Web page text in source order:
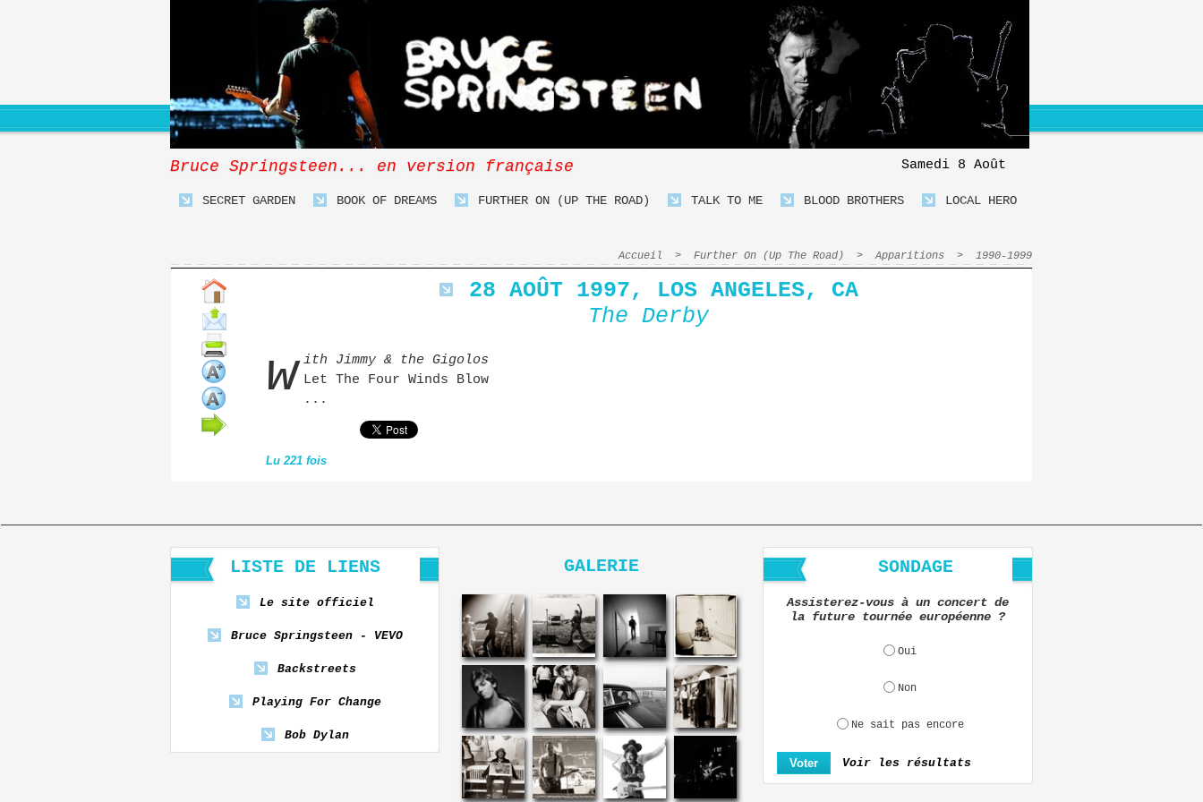
Bruce Springsteen... en version française Samedi 8 Août
SECRET GARDEN BOOK OF DREAMS FURTHER ON (UP THE ROAD) TALK TO ME BLOOD BROTHERS LOCAL HERO
Accueil > Further On (Up The Road) > Apparitions > 1990-1999
28 AOÛT 1997, LOS ANGELES, CA
The Derby
w ith Jimmy & the Gigolos
Let The Four Winds Blow
...
Lu 221 fois
LISTE DE LIENS
Le site officiel
Bruce Springsteen - VEVO
Backstreets
Playing For Change
Bob Dylan
GALERIE SONDAGE
Assisterez-vous à un concert de
la future tournée européenne ?
Oui
Non
Ne sait pas encore
Voir les résultats